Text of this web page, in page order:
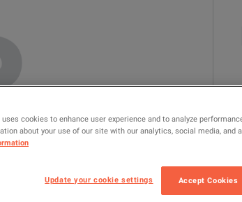
cookies to enhance user experience and to analyze
about your use of our site with our analytics, social media, and
Update your cookie settings Accept Cookies